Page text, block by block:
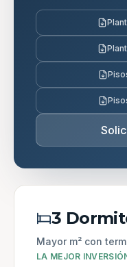
3
Mayor m² con
LA MEJOR